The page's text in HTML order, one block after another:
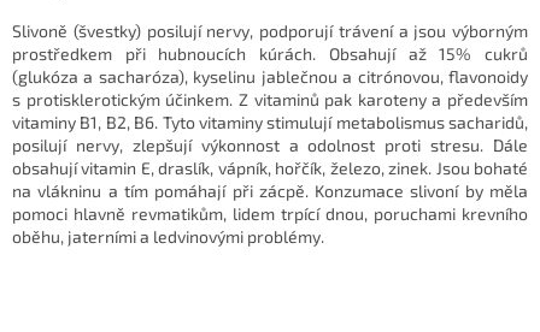
i
s
u
Slivoně (švestky) posilují nervy, podporují trávení a jsou výborným
prostředkem při hubnoucích kúrách. Obsahují až 15% cukrů
(glukóza a sacharóza), kyselinu jablečnou a citrónovou, flavonoidy
s protisklerotickým účinkem. Z vitaminů pak karoteny a především
vitaminy B1, B2, B6. Tyto vitaminy stimulují metabolismus sacharidů,
posilují nervy, zlepšují výkonnost a odolnost proti stresu. Dále
obsahují vitamin E, draslík, vápník, hořčík, železo, zinek. Jsou bohaté
na vlákninu a tím pomáhají při zácpě. Konzumace slivoní by měla
pomoci hlavně revmatikům, lidem trpící dnou, poruchami krevního
oběhu, jaterními a ledvinovými problémy.